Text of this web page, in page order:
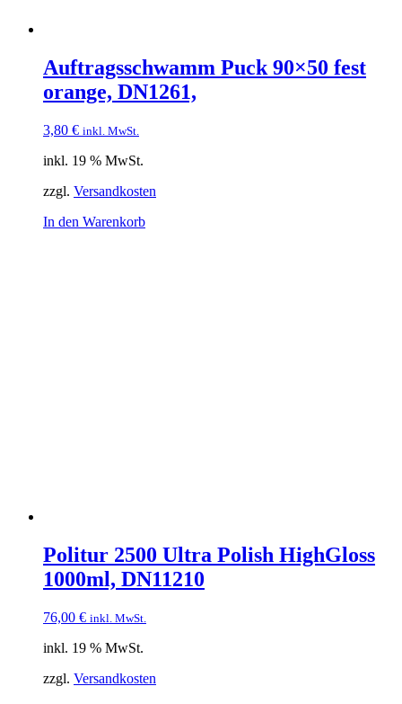
Auftragsschwamm Puck 90×50 fest
orange, DN1261,
3,80 € inkl. MwSt.
inkl. 19 % MwSt.
zzgl. Versandkosten
In den Warenkorb
Politur 2500 Ultra Polish HighGloss
1000ml, DN11210
76,00 € inkl. MwSt.
inkl. 19 % MwSt.
zzgl. Versandkosten